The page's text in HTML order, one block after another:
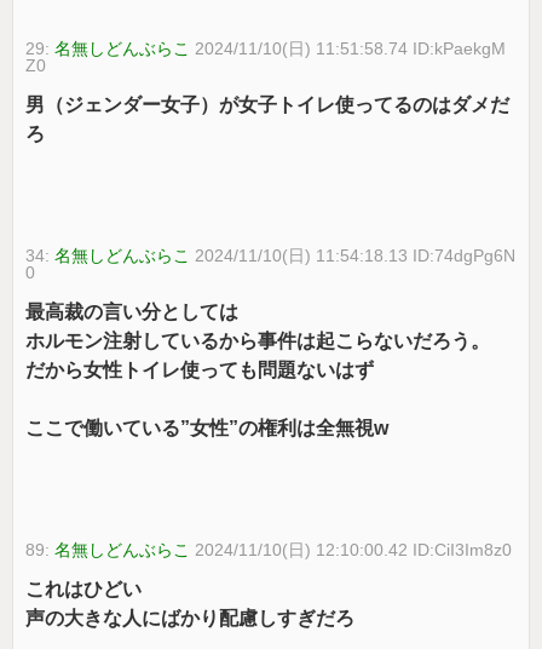
29:名無しどんぶらこ 2024/11/10(日) 11:51:58.74 ID:kPaekgM
Z0
男（ジェンダー女子）が女子トイレ使ってるのはダメだ
ろ
34:名無しどんぶらこ 2024/11/10(日) 11:54:18.13 ID:74dgPg6N
0
最高裁の言い分としては
ホルモン注射しているから事件は起こらないだろう。
だから女性トイレ使っても問題ないはず
ここで働いている”女性”の権利は全無視w
89:名無しどんぶらこ 2024/11/10(日) 12:10:00.42 ID:CiI3Im8z0
これはひどい
声の大きな人にばかり配慮しすぎだろ